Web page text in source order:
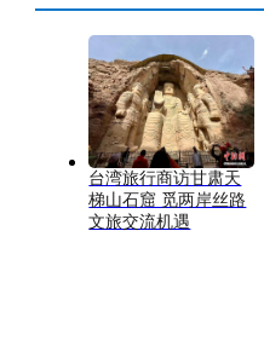
台湾旅行商访甘肃天
梯山石窟 觅两岸丝路
文旅交流机遇